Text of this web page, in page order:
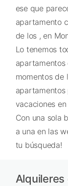
ese que
apartamento
de los , en
Lo tenemos
momentos de
apartamentos
vacaciones
Con una sola
a una en las
tu búsqueda!
Alquileres